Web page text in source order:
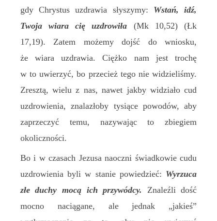
gdy Chrystus uzdrawia słyszymy: Wstań, idź,
Twoja wiara cię uzdrowiła
(Mk 10,52) (Łk
17,19). Zatem możemy dojść do wniosku,
że wiara uzdrawia. Ciężko nam jest trochę
w to uwierzyć, bo przecież tego nie widzieliśmy.
Zresztą, wielu z nas, nawet jakby widziało cud
uzdrowienia, znalazłoby tysiące powodów, aby
zaprzeczyć temu, nazywając to zbiegiem
okoliczności.
Bo i w czasach Jezusa naoczni świadkowie cudu
uzdrowienia byli w stanie powiedzieć: Wyrzuca
złe duchy mocą ich przywódcy. Znaleźli dość
mocno naciągane, ale jednak „jakieś”